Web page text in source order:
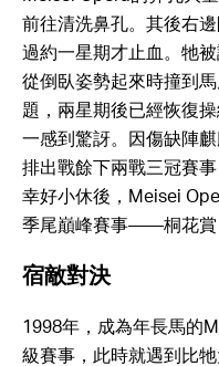
前往清洗鼻孔。其後右
過約一星期才止血。牠
從倒臥姿勢起來時撞到
題，兩星期後已經恢復
一感到驚訝。因傷缺陣
排出戰餘下兩戰三冠賽
幸好小休後，Meisei
季尾巔峰賽事——桐花賞
宿敵對決
1998年，成為年長馬的
級賽事，此時就遇到比